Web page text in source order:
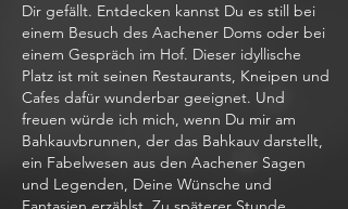
Dir gefällt. Entdecken kannst Du es still bei
einem Besuch des Aachener Doms oder bei
einem Gespräch im Hof. Dieser idyllische
Platz ist mit seinen Restaurants, Kneipen und
Cafes dafür wunderbar geeignet. Und
freuen würde ich mich, wenn Du mir am
Bahkauvbrunnen, der das Bahkauv darstellt,
ein Fabelwesen aus den Aachener Sagen
und Legenden, Deine Wünsche und